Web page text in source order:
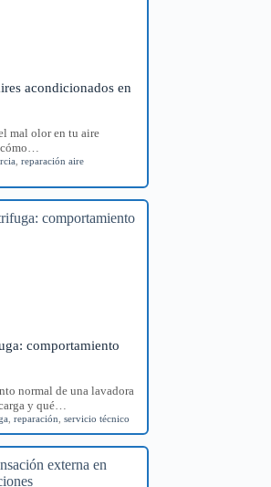
acondicionados en
mal olor en tu aire
,reparación aire
comportamiento
normal de una lavadora
y qué…
,reparación ,servicio técnico